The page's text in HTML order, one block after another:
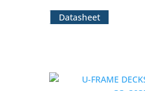
Datasheet